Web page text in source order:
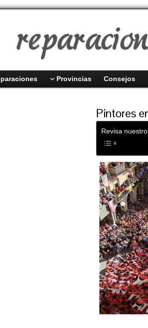
Provincias Consejos
Pintores
Revisa